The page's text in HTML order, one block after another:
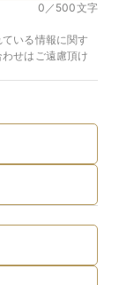
0／500文字
いる情報に関す
せはご遠慮頂け